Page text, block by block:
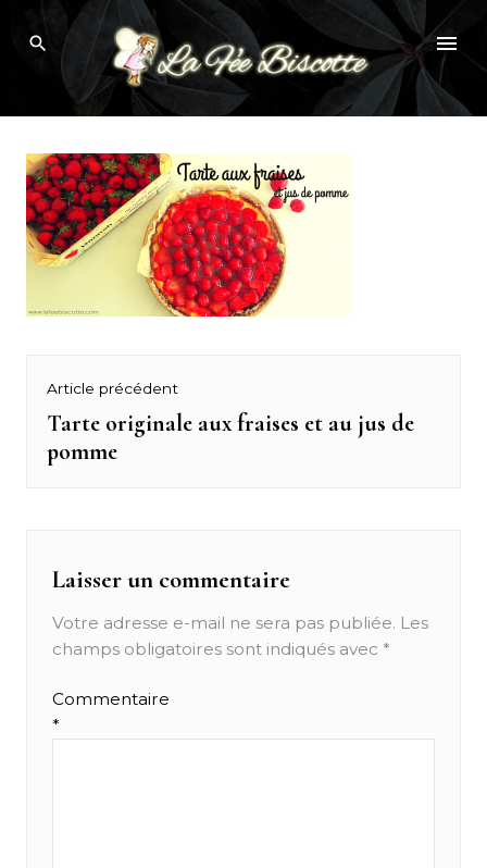
content
tarte aux fraise originale
Navigation
de
l’article
Article précédent
Previous
post:
Tarte originale aux fraises et au jus de
pomme
Laisser un commentaire
Votre adresse e-mail ne sera pas publiée. Les
champs obligatoires sont indiqués avec *
Commentaire
*